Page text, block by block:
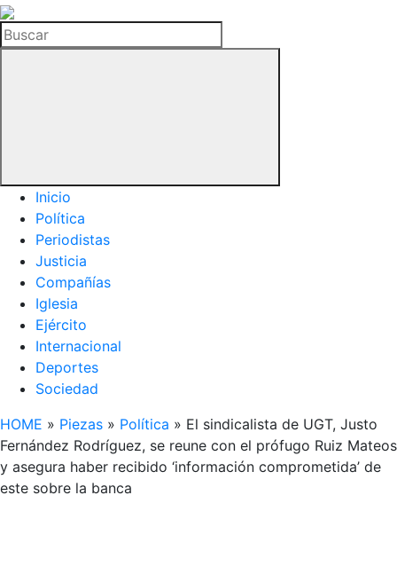
La
Hemeroteca
del
Buscar
Inicio
Política
Periodistas
Justicia
Compañías
Iglesia
Ejército
Internacional
Deportes
Sociedad
HOME » Piezas » Política » El sindicalista de UGT, Justo
Fernández Rodríguez, se reune con el prófugo Ruiz Mateos
y asegura haber recibido ‘información comprometida’ de
este sobre la banca